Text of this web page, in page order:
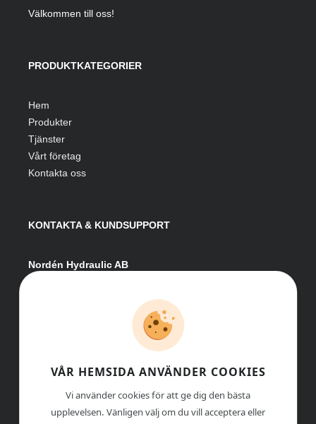
Välkommen till oss!
PRODUKTKATEGORIER
Hem
Produkter
Tjänster
Vårt företag
Kontakta oss
KONTAKTA & KUNDSUPPORT
Nordén Hydraulic AB
info@nordenhydraulic.se
Org-nr: 556531-8424
VÅR HEMSIDA ANVÄNDER COOKIES
Vi använder cookies för att ge dig den bästa
upplevelsen. Vänligen välj om du vill acceptera eller